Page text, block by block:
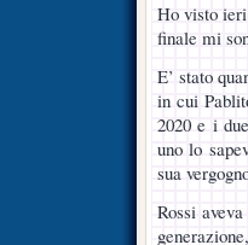
Ho visto
finale mi
E’ stato
in cui
2020 e i
uno lo
sua
Rossi